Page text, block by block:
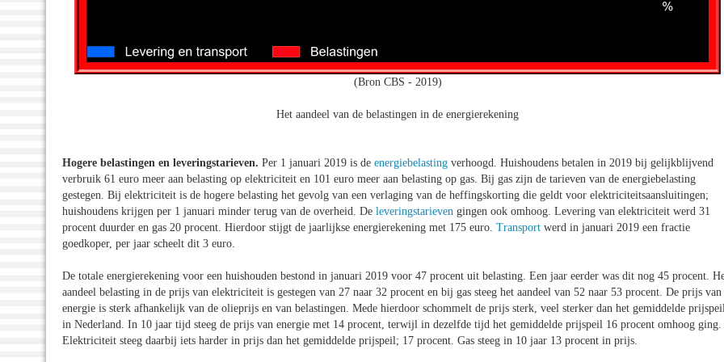
(Bron CBS - 2019)
Het aandeel van de belastingen in de energierekening
Hogere belastingen en leveringstarieven. Per 1 januari 2019 is de energiebelasting verhoogd. Huishoudens betalen in 2019 bij gelijkblijvend
verbruik 61 euro meer aan belasting op elektriciteit en 101 euro meer aan belasting op gas. Bij gas zijn de tarieven van de energiebelasting
gestegen. Bij elektriciteit is de hogere belasting het gevolg van een verlaging van de heffingskorting die geldt voor elektriciteitsaansluitingen;
huishoudens krijgen per 1 januari minder terug van de overheid. De leveringstarieven gingen ook omhoog. Levering van elektriciteit werd 31
procent duurder en gas 20 procent. Hierdoor stijgt de jaarlijkse energierekening met 175 euro. Transport werd in januari 2019 een fractie
goedkoper, per jaar scheelt dit 3 euro.
De totale energierekening voor een huishouden bestond in januari 2019 voor 47 procent uit belasting. Een jaar eerder was dit nog 45 procent.
aandeel belasting in de prijs van elektriciteit is gestegen van 27 naar 32 procent en bij gas steeg het aandeel van 52 naar 53 procent. De prijs van
energie is sterk afhankelijk van de olieprijs en van belastingen. Mede hierdoor schommelt de prijs sterk, veel sterker dan het gemiddelde
in Nederland. In 10 jaar tijd steeg de prijs van energie met 14 procent, terwijl in dezelfde tijd het gemiddelde prijspeil 16 procent omhoog ging.
Elektriciteit steeg daarbij iets harder in prijs dan het gemiddelde prijspeil; 17 procent. Gas steeg in 10 jaar 13 procent in prijs.